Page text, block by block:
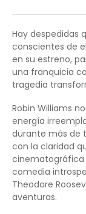
Hay despedidas
conscientes de
en su estreno,
una franquicia
tragedia
Robin Williams
energía
durante más de
con la claridad
cinematográfica
comedia
Theodore
aventuras.